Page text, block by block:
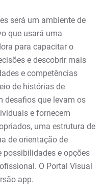
será um ambiente de
que usará uma
para capacitar o
e descobrir mais
e competências
de histórias de
desafios que levam os
e fornecem
uma estrutura de
de orientação de
e opções
O Portal Visual
app.